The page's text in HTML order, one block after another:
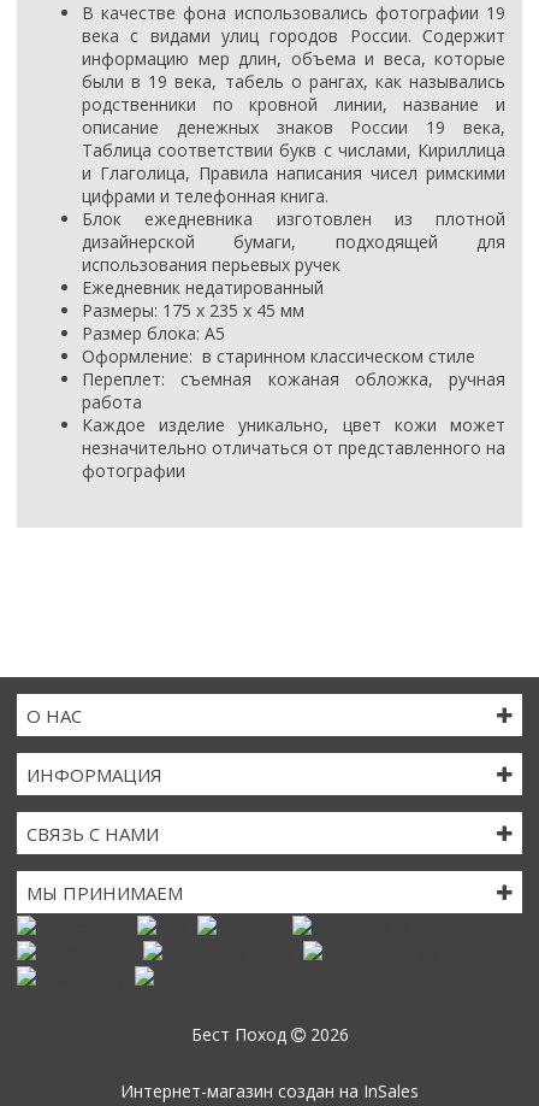
В качестве фона использовались фотографии 19
века с видами улиц городов России. Содержит
информацию мер длин, объема и веса, которые
были в 19 века, табель о рангах, как назывались
родственники по кровной линии, название и
описание денежных знаков России 19 века,
Таблица соответствии букв с числами, Кириллица
и Глаголица, Правила написания чисел римскими
цифрами и телефонная книга.
Блок ежедневника изготовлен из плотной
дизайнерской бумаги, подходящей для
использования перьевых ручек
Ежедневник недатированный
Размеры: 175 х 235 х 45 мм
Размер блока: А5
Оформление: в старинном классическом стиле
Переплет: съемная кожаная обложка, ручная
работа
Каждое изделие уникально, цвет кожи может
незначительно отличаться от представленного на
фотографии
О НАС
ИНФОРМАЦИЯ
СВЯЗЬ С НАМИ
МЫ ПРИНИМАЕМ
Бест Поход 2026
Интернет-магазин создан на InSales